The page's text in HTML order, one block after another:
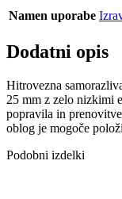
Namen uporabe
Dodatni opis
Hitrovezna
25 mm z zelo nizkimi
popravila in
oblog je mogoče
Podobni izdelki